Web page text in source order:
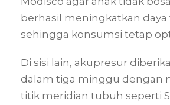
berhasil meningkatkan daya
sehingga konsumsi tetap
Di sisi lain, akupresur
dalam tiga minggu dengan
titik meridian tubuh seperti